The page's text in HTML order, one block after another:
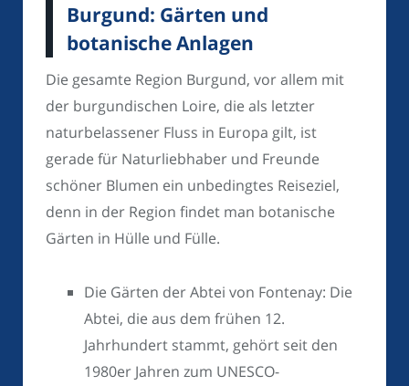
Burgund: Gärten und
botanische Anlagen
Die gesamte Region Burgund, vor allem mit
der burgundischen Loire, die als letzter
naturbelassener Fluss in Europa gilt, ist
gerade für Naturliebhaber und Freunde
schöner Blumen ein unbedingtes Reiseziel,
denn in der Region findet man botanische
Gärten in Hülle und Fülle.
Die Gärten der Abtei von Fontenay: Die
Abtei, die aus dem frühen 12.
Jahrhundert stammt, gehört seit den
1980er Jahren zum UNESCO-